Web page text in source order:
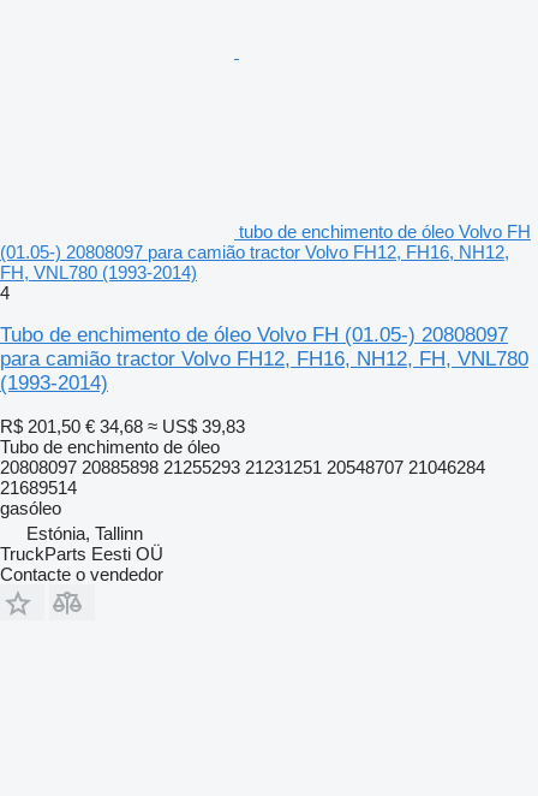
tubo de enchimento de óleo Volvo FH
(01.05-) 20808097 para camião tractor Volvo FH12, FH16, NH12,
FH, VNL780 (1993-2014)
4
Tubo de enchimento de óleo Volvo FH (01.05-) 20808097
para camião tractor Volvo FH12, FH16, NH12, FH, VNL780
(1993-2014)
R$ 201,50 € 34,68 ≈ US$ 39,83
Tubo de enchimento de óleo
20808097 20885898 21255293 21231251 20548707 21046284
21689514
gasóleo
Estónia, Tallinn
TruckParts Eesti OÜ
Contacte o vendedor